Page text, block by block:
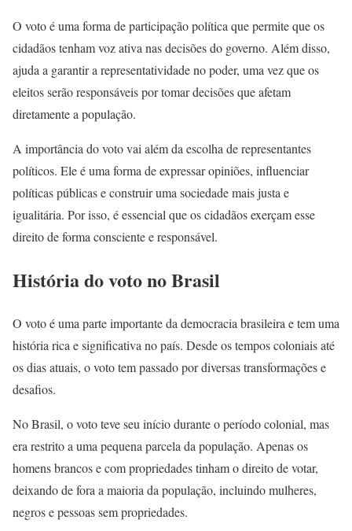
O voto é uma forma de participação política que permite que os
cidadãos tenham voz ativa nas decisões do governo. Além disso,
ajuda a garantir a representatividade no poder, uma vez que os
eleitos serão responsáveis por tomar decisões que afetam
diretamente a população.
A importância do voto vai além da escolha de representantes
políticos. Ele é uma forma de expressar opiniões, influenciar
políticas públicas e construir uma sociedade mais justa e
igualitária. Por isso, é essencial que os cidadãos exerçam esse
direito de forma consciente e responsável.
História do voto no Brasil
O voto é uma parte importante da democracia brasileira e tem uma
história rica e significativa no país. Desde os tempos coloniais até
os dias atuais, o voto tem passado por diversas transformações e
desafios.
No Brasil, o voto teve seu início durante o período colonial, mas
era restrito a uma pequena parcela da população. Apenas os
homens brancos e com propriedades tinham o direito de votar,
deixando de fora a maioria da população, incluindo mulheres,
negros e pessoas sem propriedades.